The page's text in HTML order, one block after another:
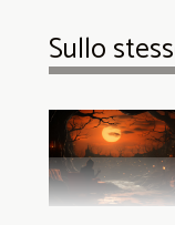
Sullo